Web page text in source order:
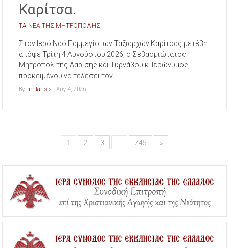
Καρίτσα.
ΤΑ ΝΕΑ ΤΗΣ ΜΗΤΡΟΠΟΛΗΣ
Στον Ιερό Ναό Παμμεγίστων Ταξιαρχών Καρίτσας μετέβη
απόψε Τρίτη 4 Αυγούστου 2026, ο Σεβασμιώτατος
Μητροπολίτης Λαρίσης και Τυρνάβου κ. Ιερώνυμος,
προκειμένου να τελέσει τον
By : imlarisis | Αυγ 4, 2026
1 2 3 745 »